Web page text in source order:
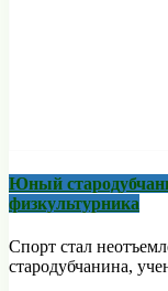
Юный
физкультурника
Спорт стал
стародубчанина,